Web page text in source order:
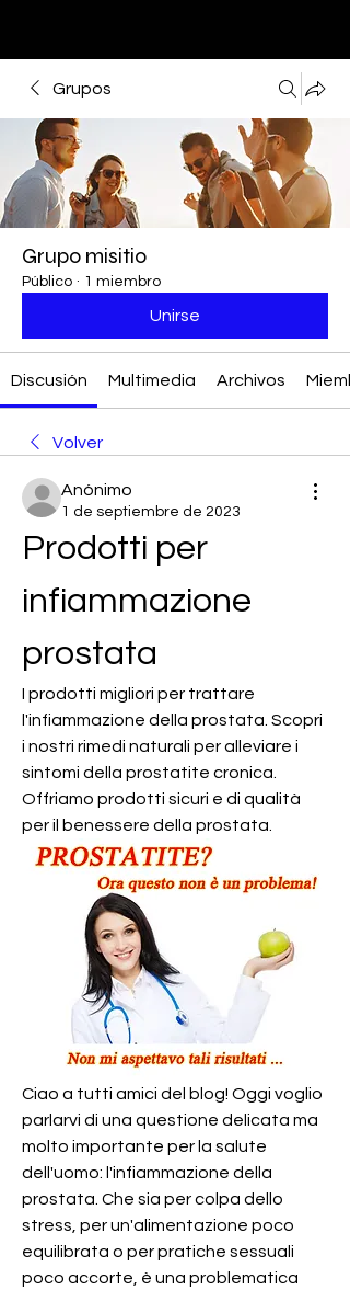
Grupos
Grupo misitio
Público · 1 miembro
Unirse
Discusión Multimedia Archivos
Volver
Anónimo
1 de septiembre de 2023
Prodotti per
infiammazione
prostata
I prodotti migliori per trattare
l'infiammazione della prostata. Scopri
i nostri rimedi naturali per alleviare i
sintomi della prostatite cronica.
Offriamo prodotti sicuri e di qualità
per il benessere della prostata.
Ciao a tutti amici del blog! Oggi voglio
parlarvi di una questione delicata ma
molto importante per la salute
dell'uomo: l'infiammazione della
prostata. Che sia per colpa dello
stress, per un'alimentazione poco
equilibrata o per pratiche sessuali
poco accorte, è una problematica